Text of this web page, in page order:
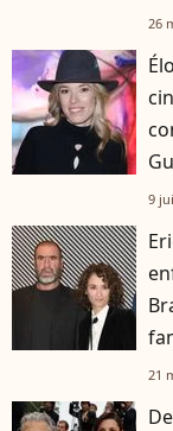
26
9
21